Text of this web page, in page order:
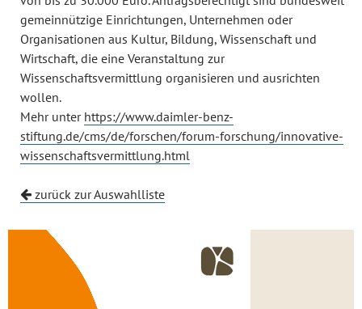
gemeinnützige Einrichtungen, Unternehmen oder
Organisationen aus Kultur, Bildung, Wissenschaft und
Wirtschaft, die eine Veranstaltung zur
Wissenschaftsvermittlung organisieren und ausrichten
wollen.
Mehr unter https://www.daimler-benz-
stiftung.de/cms/de/forschen/forum-forschung/innovative-
wissenschaftsvermittlung.html
zurück zur Auswahlliste